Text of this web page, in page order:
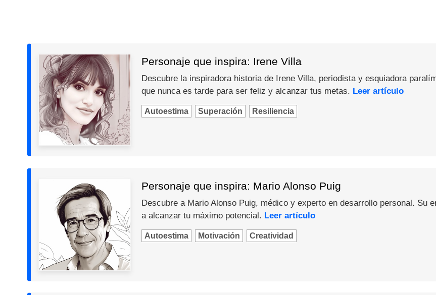
Personaje que inspira: Irene Villa
Descubre la inspiradora historia de Irene Villa, periodista y esquiadora
que nunca es tarde para ser feliz y alcanzar tus metas. Leer artículo
Autoestima Superación Resiliencia
Personaje que inspira: Mario Alonso Puig
Descubre a Mario Alonso Puig, médico y experto en desarrollo personal. Su
a alcanzar tu máximo potencial. Leer artículo
Autoestima Motivación Creatividad